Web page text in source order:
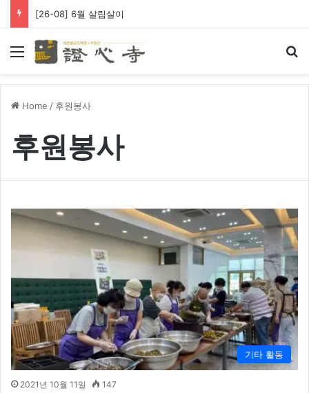
[26-08] 왕생극락 바라옵니다
Menu
Home / 후원봉사
후원봉사
기타 활동
2021년 10월 11일 147